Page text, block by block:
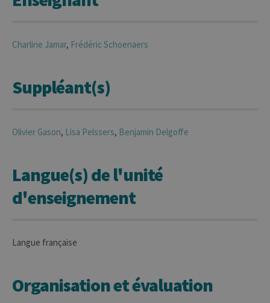
Charline Jamar, Frédéric Schoenaers
Suppléant(s)
Olivier Gason, Lisa Pelssers, Benjamin Delgoffe
Langue(s) de l'unité
d'enseignement
Langue française
Organisation et évaluation